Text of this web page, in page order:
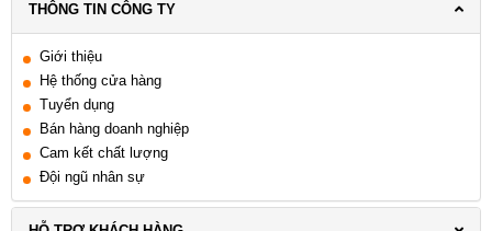
THÔNG TIN CÔNG TY
Giới thiệu
Hệ thống cửa hàng
Tuyển dụng
Bán hàng doanh nghiệp
Cam kết chất lượng
Đội ngũ nhân sự